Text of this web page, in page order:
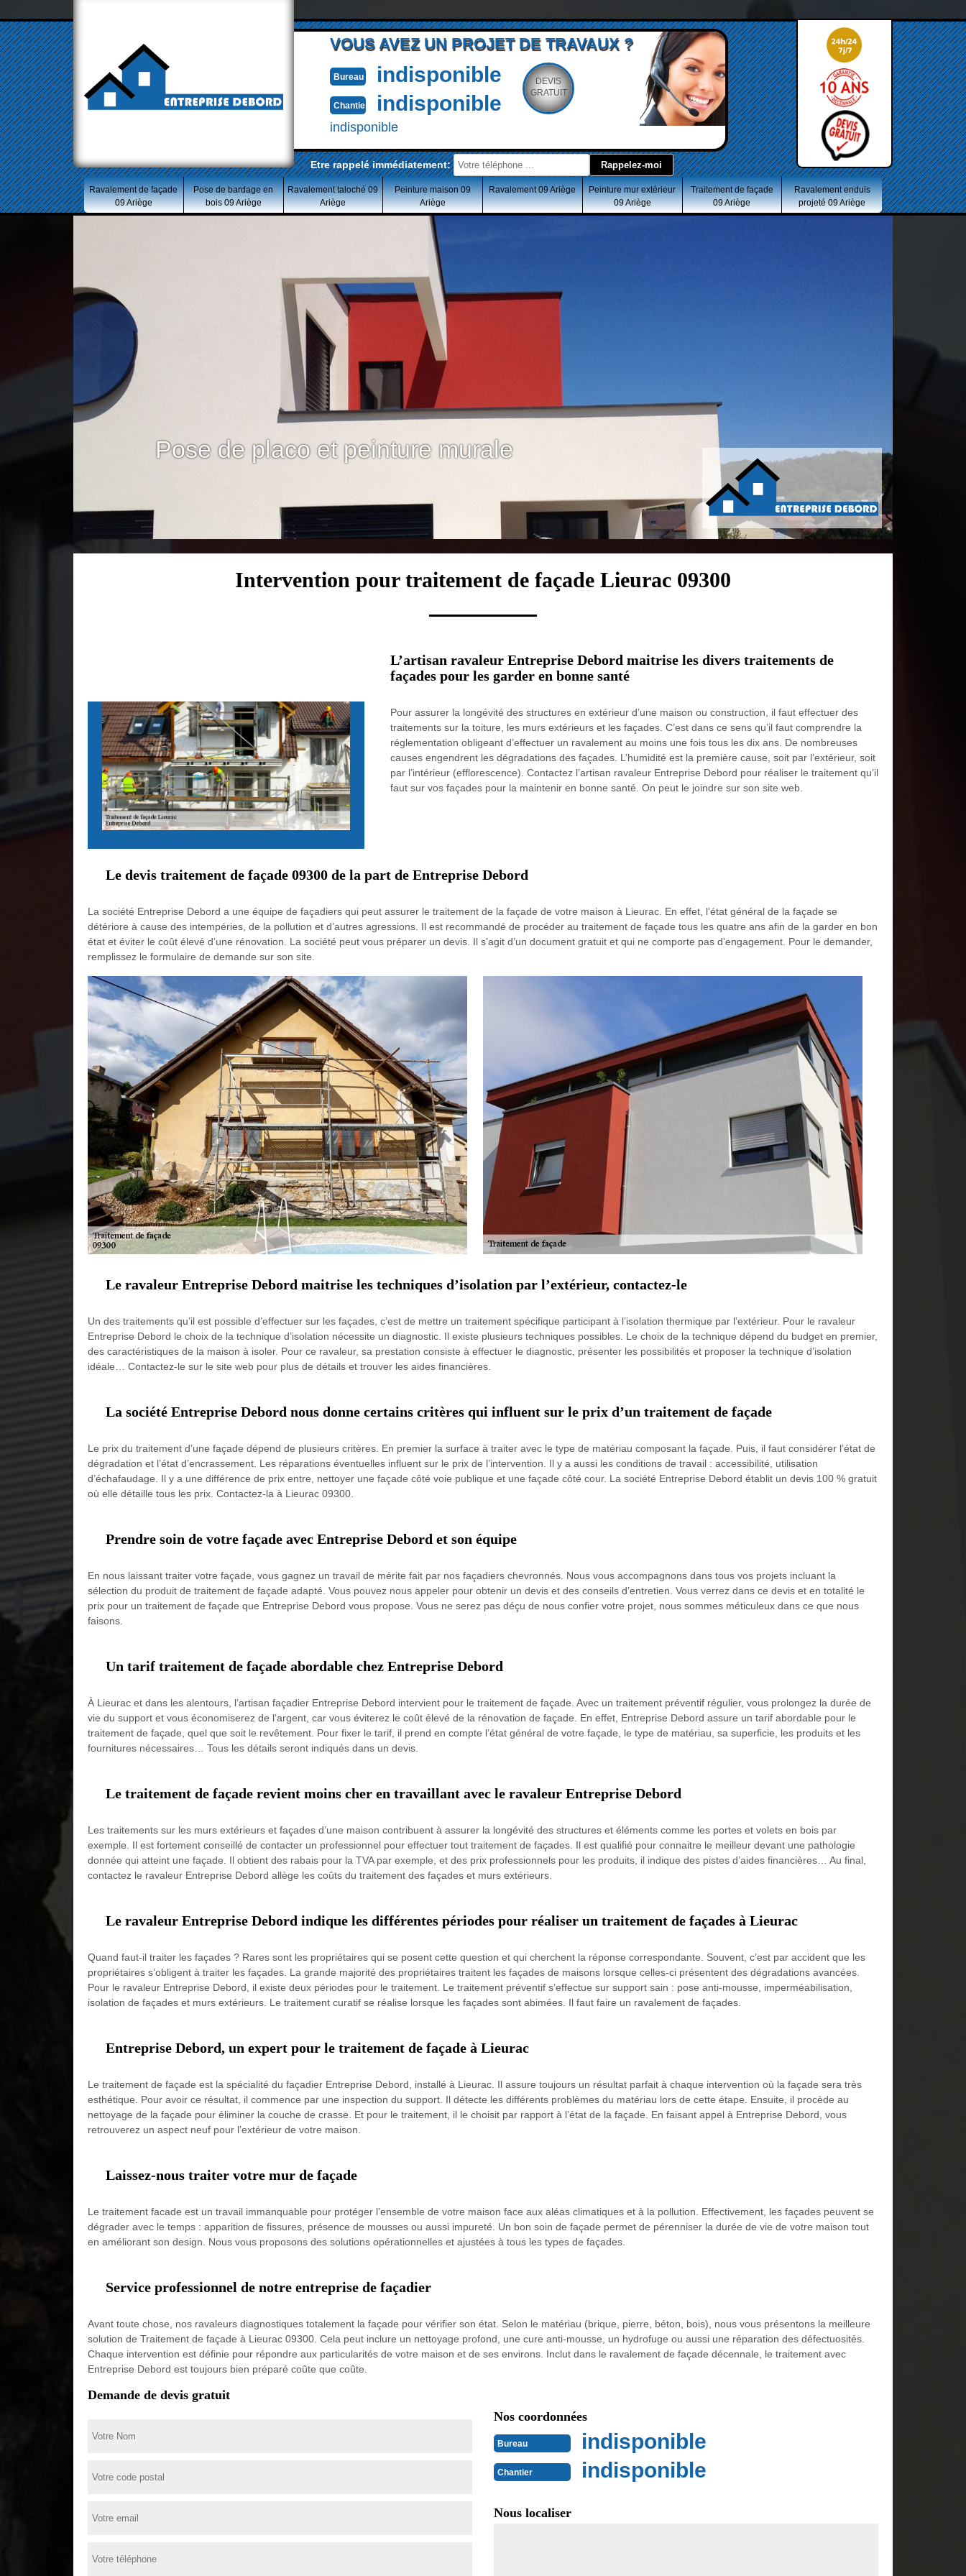
VOUS AVEZ UN PROJET DE TRAVAUX ?
Bureau indisponible
Chantier indisponible
indisponible
DEVIS
GRATUIT
Etre rappelé immédiatement:
Ravalement de façade
09 Ariège
Pose de bardage en
bois 09 Ariège
Ravalement taloché 09
Ariège
Peinture maison 09
Ariège
Ravalement 09 Ariège
Peinture mur extérieur
09 Ariège
Traitement de façade
09 Ariège
Ravalement enduis
projeté 09 Ariège
Pose de placo et peinture murale
Intervention pour traitement de façade Lieurac 09300
L’artisan ravaleur Entreprise Debord maitrise les divers traitements de
façades pour les garder en bonne santé
Pour assurer la longévité des structures en extérieur d’une maison ou construction, il faut effectuer des
traitements sur la toiture, les murs extérieurs et les façades. C’est dans ce sens qu’il faut comprendre la
réglementation obligeant d’effectuer un ravalement au moins une fois tous les dix ans. De nombreuses
causes engendrent les dégradations des façades. L’humidité est la première cause, soit par l’extérieur, soit
par l’intérieur (efflorescence). Contactez l’artisan ravaleur Entreprise Debord pour réaliser le traitement qu’il
faut sur vos façades pour la maintenir en bonne santé. On peut le joindre sur son site web.
Le devis traitement de façade 09300 de la part de Entreprise Debord
La société Entreprise Debord a une équipe de façadiers qui peut assurer le traitement de la façade de votre maison à Lieurac. En effet, l’état général de la façade se
détériore à cause des intempéries, de la pollution et d’autres agressions. Il est recommandé de procéder au traitement de façade tous les quatre ans afin de la garder en bon
état et éviter le coût élevé d’une rénovation. La société peut vous préparer un devis. Il s’agit d’un document gratuit et qui ne comporte pas d’engagement. Pour le demander,
remplissez le formulaire de demande sur son site.
Le ravaleur Entreprise Debord maitrise les techniques d’isolation par l’extérieur, contactez-le
Un des traitements qu’il est possible d’effectuer sur les façades, c’est de mettre un traitement spécifique participant à l’isolation thermique par l’extérieur. Pour le ravaleur
Entreprise Debord le choix de la technique d’isolation nécessite un diagnostic. Il existe plusieurs techniques possibles. Le choix de la technique dépend du budget en premier,
des caractéristiques de la maison à isoler. Pour ce ravaleur, sa prestation consiste à effectuer le diagnostic, présenter les possibilités et proposer la technique d’isolation
idéale… Contactez-le sur le site web pour plus de détails et trouver les aides financières.
La société Entreprise Debord nous donne certains critères qui influent sur le prix d’un traitement de façade
Le prix du traitement d’une façade dépend de plusieurs critères. En premier la surface à traiter avec le type de matériau composant la façade. Puis, il faut considérer l’état de
dégradation et l’état d’encrassement. Les réparations éventuelles influent sur le prix de l’intervention. Il y a aussi les conditions de travail : accessibilité, utilisation
d’échafaudage. Il y a une différence de prix entre, nettoyer une façade côté voie publique et une façade côté cour. La société Entreprise Debord établit un devis 100 % gratuit
où elle détaille tous les prix. Contactez-la à Lieurac 09300.
Prendre soin de votre façade avec Entreprise Debord et son équipe
En nous laissant traiter votre façade, vous gagnez un travail de mérite fait par nos façadiers chevronnés. Nous vous accompagnons dans tous vos projets incluant la
sélection du produit de traitement de façade adapté. Vous pouvez nous appeler pour obtenir un devis et des conseils d’entretien. Vous verrez dans ce devis et en totalité le
prix pour un traitement de façade que Entreprise Debord vous propose. Vous ne serez pas déçu de nous confier votre projet, nous sommes méticuleux dans ce que nous
faisons.
Un tarif traitement de façade abordable chez Entreprise Debord
À Lieurac et dans les alentours, l’artisan façadier Entreprise Debord intervient pour le traitement de façade. Avec un traitement préventif régulier, vous prolongez la durée de
vie du support et vous économiserez de l’argent, car vous éviterez le coût élevé de la rénovation de façade. En effet, Entreprise Debord assure un tarif abordable pour le
traitement de façade, quel que soit le revêtement. Pour fixer le tarif, il prend en compte l’état général de votre façade, le type de matériau, sa superficie, les produits et les
fournitures nécessaires… Tous les détails seront indiqués dans un devis.
Le traitement de façade revient moins cher en travaillant avec le ravaleur Entreprise Debord
Les traitements sur les murs extérieurs et façades d’une maison contribuent à assurer la longévité des structures et éléments comme les portes et volets en bois par
exemple. Il est fortement conseillé de contacter un professionnel pour effectuer tout traitement de façades. Il est qualifié pour connaitre le meilleur devant une pathologie
donnée qui atteint une façade. Il obtient des rabais pour la TVA par exemple, et des prix professionnels pour les produits, il indique des pistes d’aides financières… Au final,
contactez le ravaleur Entreprise Debord allège les coûts du traitement des façades et murs extérieurs.
Le ravaleur Entreprise Debord indique les différentes périodes pour réaliser un traitement de façades à Lieurac
Quand faut-il traiter les façades ? Rares sont les propriétaires qui se posent cette question et qui cherchent la réponse correspondante. Souvent, c’est par accident que les
propriétaires s’obligent à traiter les façades. La grande majorité des propriétaires traitent les façades de maisons lorsque celles-ci présentent des dégradations avancées.
Pour le ravaleur Entreprise Debord, il existe deux périodes pour le traitement. Le traitement préventif s’effectue sur support sain : pose anti-mousse, imperméabilisation,
isolation de façades et murs extérieurs. Le traitement curatif se réalise lorsque les façades sont abimées. Il faut faire un ravalement de façades.
Entreprise Debord, un expert pour le traitement de façade à Lieurac
Le traitement de façade est la spécialité du façadier Entreprise Debord, installé à Lieurac. Il assure toujours un résultat parfait à chaque intervention où la façade sera très
esthétique. Pour avoir ce résultat, il commence par une inspection du support. Il détecte les différents problèmes du matériau lors de cette étape. Ensuite, il procède au
nettoyage de la façade pour éliminer la couche de crasse. Et pour le traitement, il le choisit par rapport à l’état de la façade. En faisant appel à Entreprise Debord, vous
retrouverez un aspect neuf pour l’extérieur de votre maison.
Laissez-nous traiter votre mur de façade
Le traitement facade est un travail immanquable pour protéger l’ensemble de votre maison face aux aléas climatiques et à la pollution. Effectivement, les façades peuvent se
dégrader avec le temps : apparition de fissures, présence de mousses ou aussi impureté. Un bon soin de façade permet de pérenniser la durée de vie de votre maison tout
en améliorant son design. Nous vous proposons des solutions opérationnelles et ajustées à tous les types de façades.
Service professionnel de notre entreprise de façadier
Avant toute chose, nos ravaleurs diagnostiques totalement la façade pour vérifier son état. Selon le matériau (brique, pierre, béton, bois), nous vous présentons la meilleure
solution de Traitement de façade à Lieurac 09300. Cela peut inclure un nettoyage profond, une cure anti-mousse, un hydrofuge ou aussi une réparation des défectuosités.
Chaque intervention est définie pour répondre aux particularités de votre maison et de ses environs. Inclut dans le ravalement de façade décennale, le traitement avec
Entreprise Debord est toujours bien préparé coûte que coûte.
Demande de devis gratuit
Nos coordonnées
Bureau indisponible
Chantier indisponible
Nous localiser